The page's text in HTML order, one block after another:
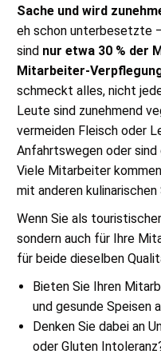
Sache und wird
eh schon unterbesetzte
sind nur etwa 30 % der
Mitarbeiter-
schmeckt alles, nicht
Leute sind zunehmend
vermeiden Fleisch oder
Anfahrtswegen oder
Viele Mitarbeiter
mit anderen
Wenn Sie als
sondern auch für Ihre
für beide dieselben
Bieten Sie Ihren
und gesunde Speisen
Denken Sie dabei an
oder Gluten